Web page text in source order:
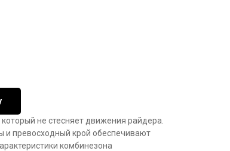
не стесняет движения райдера.
и превосходный крой обеспечивают
комбинезона